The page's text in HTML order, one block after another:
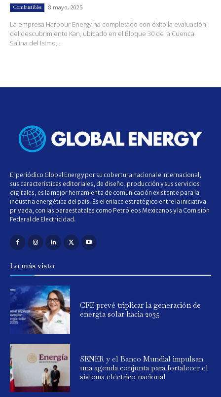
Combustibles 8 mayo, 2025
La empresa Harbour Energy ha completado con éxito la evaluación
del descubrimiento Kan, ubicado en el Bloque 30 de la Cuenca
Salina del Istmo,...
El periódico Global Energy por su cobertura nacional e internacional;
sus características editoriales, de diseño, producción y sus servicios
digitales, es la mejor herramienta de comunicación existente para la
industria energética del país. Es el enlace estratégico entre la iniciativa
privada, con las paraestatales como Petróleos Mexicanos y la Comisión
Federal de Electricidad.
Lo más visto
CFE prevé triplicar la generación de
energía solar hacia 2035
SENER y el Banco Mundial impulsan
una agenda conjunta para fortalecer el
sistema eléctrico nacional